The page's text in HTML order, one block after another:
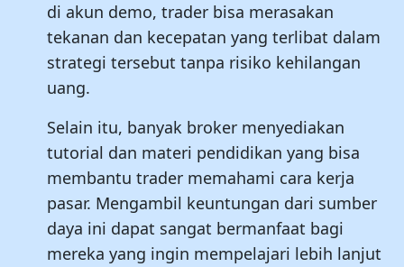
di akun demo, trader bisa merasakan
tekanan dan kecepatan yang terlibat dalam
strategi tersebut tanpa risiko kehilangan
uang.
Selain itu, banyak broker menyediakan
tutorial dan materi pendidikan yang bisa
membantu trader memahami cara kerja
pasar. Mengambil keuntungan dari sumber
daya ini dapat sangat bermanfaat bagi
mereka yang ingin mempelajari lebih lanjut